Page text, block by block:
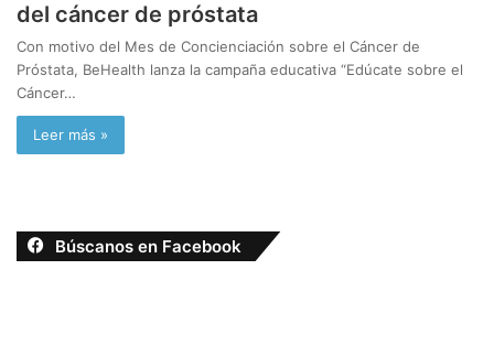
del cáncer de próstata
Con motivo del Mes de Concienciación sobre el Cáncer de
Próstata, BeHealth lanza la campaña educativa “Edúcate sobre el
Cáncer…
Leer más »
Búscanos en Facebook